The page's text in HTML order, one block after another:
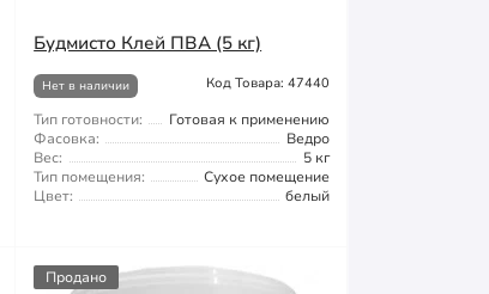
Будмисто Клей ПВА (5 кг)
Нет в наличии Код Товара: 47440
Тип готовности:
Готовая к применению
Фасовка:
Ведро
Вес:
5 кг
Тип помещения:
Сухое помещение
Цвет:
белый
Продано